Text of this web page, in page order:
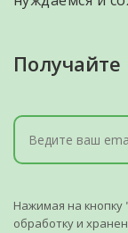
Нажимая на кнопку
обработку и